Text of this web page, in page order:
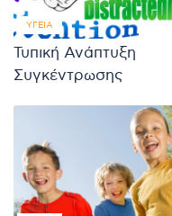
ΥΓΕΊΑ
Τυπική Ανάπτυξη
Συγκέντρωσης